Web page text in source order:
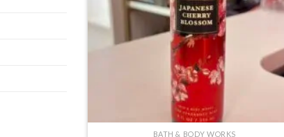
BATH & BODY WORKS